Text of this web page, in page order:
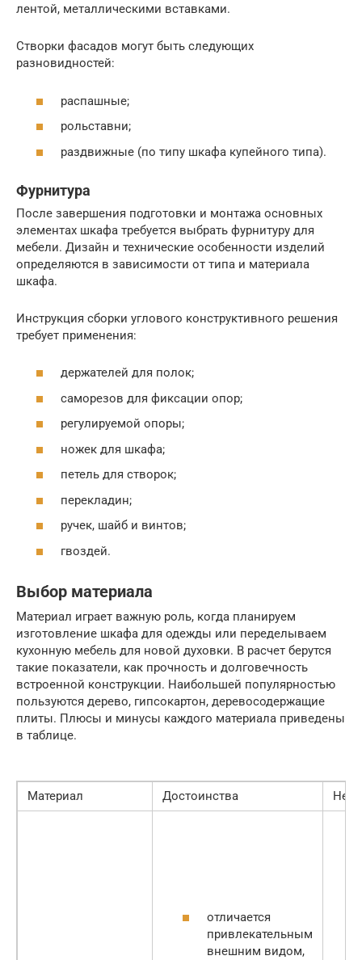
лентой, металлическими вставками.
Створки фасадов могут быть следующих
разновидностей:
распашные;
рольставни;
раздвижные (по типу шкафа купейного типа).
Фурнитура
После завершения подготовки и монтажа основных
элементах шкафа требуется выбрать фурнитуру для
мебели. Дизайн и технические особенности изделий
определяются в зависимости от типа и материала
шкафа.
Инструкция сборки углового конструктивного решения
требует применения:
держателей для полок;
саморезов для фиксации опор;
регулируемой опоры;
ножек для шкафа;
петель для створок;
перекладин;
ручек, шайб и винтов;
гвоздей.
Выбор материала
Материал играет важную роль, когда планируем
изготовление шкафа для одежды или переделываем
кухонную мебель для новой духовки. В расчет берутся
такие показатели, как прочность и долговечность
встроенной конструкции. Наибольшей популярностью
пользуются дерево, гипсокартон, деревосодержащие
плиты. Плюсы и минусы каждого материала приведены
в таблице.
Материал Достоинства
отличается
привлекательным
внешним видом,